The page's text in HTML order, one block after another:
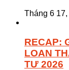
Tháng 6
RECAP:
LOAN
TƯ 2026